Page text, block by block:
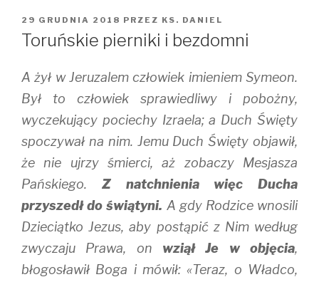
OPUBLIKOWANE
W
29 GRUDNIA 2018 PRZEZ KS. DANIEL
Toruńskie pierniki i bezdomni
A żył w Jeruzalem człowiek imieniem Symeon.
Był to człowiek sprawiedliwy i pobożny,
wyczekujący pociechy Izraela; a Duch Święty
spoczywał na nim. Jemu Duch Święty objawił,
że nie ujrzy śmierci, aż zobaczy Mesjasza
Pańskiego. Z natchnienia więc Ducha
przyszedł do świątyni. A gdy Rodzice wnosili
Dzieciątko Jezus, aby postąpić z Nim według
zwyczaju Prawa, on wziął Je w objęcia,
błogosławił Boga i mówił: «Teraz, o Władco,